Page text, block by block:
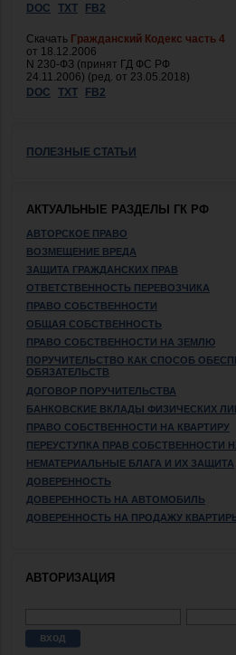
DOC
TXT FB2
Скачать Гражданский Кодекс часть 4
от 18.12.2006
N 230-ФЗ (принят ГД ФС РФ
24.11.2006) (ред. от 23.05.2018)
DOC
TXT FB2
ПОЛЕЗНЫЕ СТАТЬИ
АКТУАЛЬНЫЕ РАЗДЕЛЫ ГК РФ
АВТОРСКОЕ ПРАВО
ВОЗМЕЩЕНИЕ ВРЕДА
ЗАЩИТА ГРАЖДАНСКИХ ПРАВ
ОТВЕТСТВЕННОСТЬ ПЕРЕВОЗЧИКА
ПРАВО СОБСТВЕННОСТИ
ОБЩАЯ СОБСТВЕННОСТЬ
ПРАВО СОБСТВЕННОСТИ НА ЗЕМЛЮ
ПОРУЧИТЕЛЬСТВО КАК СПОСОБ
ОБЯЗАТЕЛЬСТВ
ДОГОВОР ПОРУЧИТЕЛЬСТВА
БАНКОВСКИЕ ВКЛАДЫ ФИЗИЧЕСКИХ
ПРАВО СОБСТВЕННОСТИ НА КВАРТИРУ
ПЕРЕУСТУПКА ПРАВ СОБСТВЕННОСТИ
НЕМАТЕРИАЛЬНЫЕ БЛАГА И ИХ ЗАЩИТА
ДОВЕРЕННОСТЬ
ДОВЕРЕННОСТЬ НА АВТОМОБИЛЬ
ДОВЕРЕННОСТЬ НА ПРОДАЖУ
АВТОРИЗАЦИЯ